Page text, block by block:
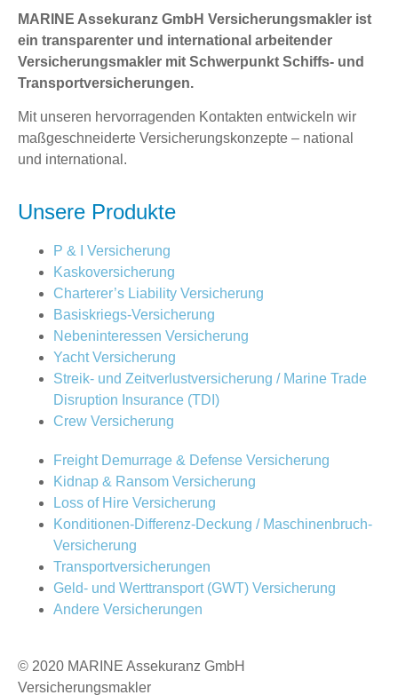
MARINE Assekuranz GmbH Versicherungsmakler ist
ein transparenter und international arbeitender
Versicherungsmakler mit Schwerpunkt Schiffs- und
Transportversicherungen.
Mit unseren hervorragenden Kontakten entwickeln wir
maßgeschneiderte Versicherungskonzepte – national
und international.
Unsere Produkte
P & I Versicherung
Kaskoversicherung
Charterer’s Liability Versicherung
Basiskriegs-Versicherung
Nebeninteressen Versicherung
Yacht Versicherung
Streik- und Zeitverlustversicherung / Marine Trade
Disruption Insurance (TDI)
Crew Versicherung
Freight Demurrage & Defense Versicherung
Kidnap & Ransom Versicherung
Loss of Hire Versicherung
Konditionen-Differenz-Deckung / Maschinenbruch-
Versicherung
Transportversicherungen
Geld- und Werttransport (GWT) Versicherung
Andere Versicherungen
© 2020 MARINE Assekuranz GmbH
Versicherungsmakler